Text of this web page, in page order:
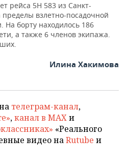
рейса 5Н 583 из Санкт-
пределы взлетно-посадочной
На борту находилось 186
а также 6 членов экипажа.
Илина Хакимова
телеграм-канал,
,канал в MAXи
«Реального
видео наRutube и